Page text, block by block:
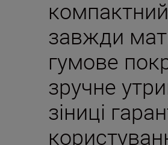
завжди
гумове
зручне
зіниці